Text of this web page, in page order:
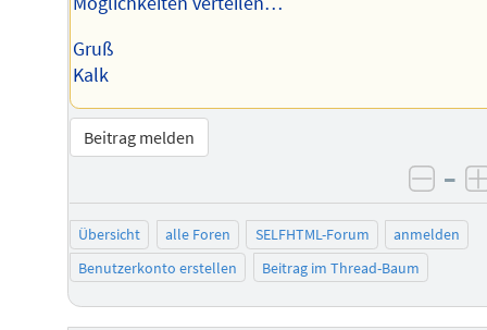
Gruß
Kalk
Beitrag melden
–
Übersicht alle Foren SELFHTML-Forum
anmelden
Benutzerkonto erstellen
Beitrag im Thread-Baum